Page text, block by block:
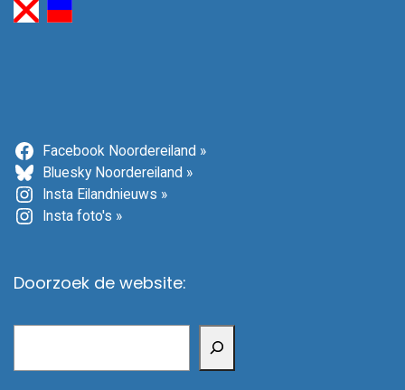
Facebook Noordereiland »
Bluesky Noordereiland »
Insta Eilandnieuws »
Insta foto's »
Doorzoek de website: